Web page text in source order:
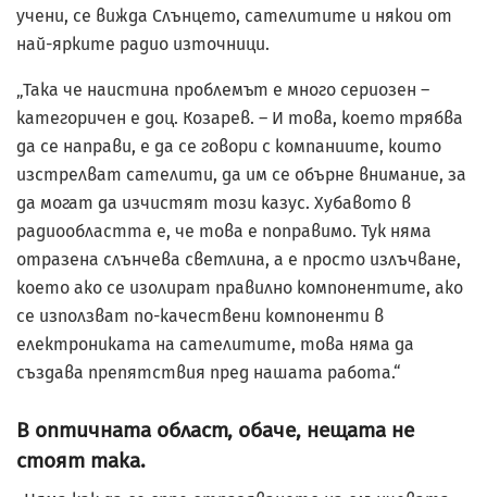
учени, се вижда Слънцето, сателитите и някои от
най-ярките радио източници.
„Така че наистина проблемът е много сериозен –
категоричен е доц. Козарев. – И това, което трябва
да се направи, е да се говори с компаниите, които
изстрелват сателити, да им се обърне внимание, за
да могат да изчистят този казус. Хубавото в
радиообластта е, че това е поправимо. Тук няма
отразена слънчева светлина, а е просто излъчване,
което ако се изолират правилно компонентите, ако
се използват по-качествени компоненти в
електрониката на сателитите, това няма да
създава препятствия пред нашата работа.“
В оптичната област, обаче, нещата не
стоят така.